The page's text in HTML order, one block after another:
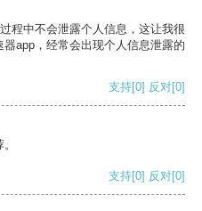
程中不会泄露个人信息，这让我很
app，经常会出现个人信息泄露的
支持[0] 反对[0]
支持[0] 反对[0]